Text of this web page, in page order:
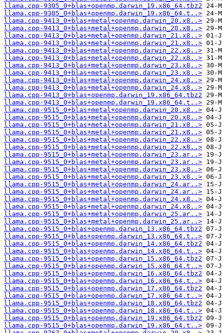
llama.cpp-9305_0+blas+openmp.darwin_19.x86_64.tbz2
llama.cpp-9305_0+blas+openmp.darwin_19.x86_64.t..>
llama.cpp-9413_0+blas+metal+openmp.darwin_20.x8..>
llama.cpp-9413_0+blas+metal+openmp.darwin_20.x8..>
llama.cpp-9413_0+blas+metal+openmp.darwin_21.x8..>
llama.cpp-9413_0+blas+metal+openmp.darwin_21.x8..>
llama.cpp-9413_0+blas+metal+openmp.darwin_22.x8..>
llama.cpp-9413_0+blas+metal+openmp.darwin_22.x8..>
llama.cpp-9413_0+blas+metal+openmp.darwin_23.x8..>
llama.cpp-9413_0+blas+metal+openmp.darwin_23.x8..>
llama.cpp-9413_0+blas+metal+openmp.darwin_24.x8..>
llama.cpp-9413_0+blas+metal+openmp.darwin_24.x8..>
llama.cpp-9413_0+blas+openmp.darwin_19.x86_64.tbz2
llama.cpp-9413_0+blas+openmp.darwin_19.x86_64.t..>
llama.cpp-9515_0+blas+metal+openmp.darwin_20.x8..>
llama.cpp-9515_0+blas+metal+openmp.darwin_20.x8..>
llama.cpp-9515_0+blas+metal+openmp.darwin_21.x8..>
llama.cpp-9515_0+blas+metal+openmp.darwin_21.x8..>
llama.cpp-9515_0+blas+metal+openmp.darwin_22.x8..>
llama.cpp-9515_0+blas+metal+openmp.darwin_22.x8..>
llama.cpp-9515_0+blas+metal+openmp.darwin_23.ar..>
llama.cpp-9515_0+blas+metal+openmp.darwin_23.ar..>
llama.cpp-9515_0+blas+metal+openmp.darwin_23.x8..>
llama.cpp-9515_0+blas+metal+openmp.darwin_23.x8..>
llama.cpp-9515_0+blas+metal+openmp.darwin_24.ar..>
llama.cpp-9515_0+blas+metal+openmp.darwin_24.ar..>
llama.cpp-9515_0+blas+metal+openmp.darwin_24.x8..>
llama.cpp-9515_0+blas+metal+openmp.darwin_24.x8..>
llama.cpp-9515_0+blas+metal+openmp.darwin_25.ar..>
llama.cpp-9515_0+blas+metal+openmp.darwin_25.ar..>
llama.cpp-9515_0+blas+openmp.darwin_13.x86_64.tbz2
llama.cpp-9515_0+blas+openmp.darwin_13.x86_64.t..>
llama.cpp-9515_0+blas+openmp.darwin_14.x86_64.tbz2
llama.cpp-9515_0+blas+openmp.darwin_14.x86_64.t..>
llama.cpp-9515_0+blas+openmp.darwin_15.x86_64.tbz2
llama.cpp-9515_0+blas+openmp.darwin_15.x86_64.t..>
llama.cpp-9515_0+blas+openmp.darwin_16.x86_64.tbz2
llama.cpp-9515_0+blas+openmp.darwin_16.x86_64.t..>
llama.cpp-9515_0+blas+openmp.darwin_17.x86_64.tbz2
llama.cpp-9515_0+blas+openmp.darwin_17.x86_64.t..>
llama.cpp-9515_0+blas+openmp.darwin_18.x86_64.tbz2
llama.cpp-9515_0+blas+openmp.darwin_18.x86_64.t..>
llama.cpp-9515_0+blas+openmp.darwin_19.x86_64.tbz2
llama.cpp-9515_0+blas+openmp.darwin_19.x86_64.t..>